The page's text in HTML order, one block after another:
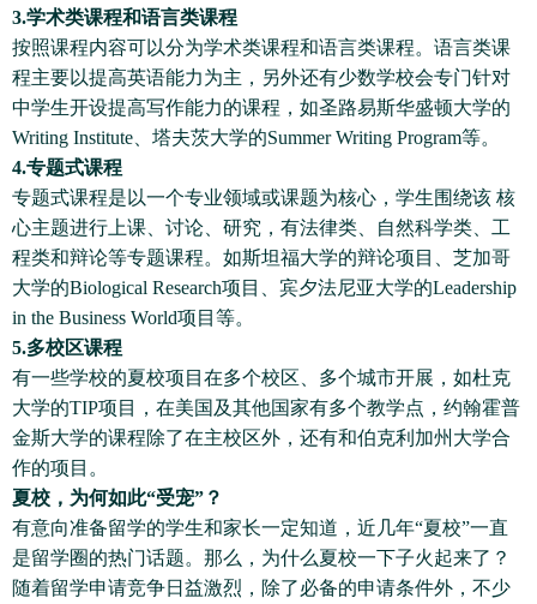
3.学术类课程和语言类课程
按照课程内容可以分为学术类课程和语言类课程。语言类课
程主要以提高英语能力为主，另外还有少数学校会专门针对
中学生开设提高写作能力的课程，如圣路易斯华盛顿大学的
Writing Institute、塔夫茨大学的Summer Writing Program等。
4.专题式课程
专题式课程是以一个专业领域或课题为核心，学生围绕该 核
心主题进行上课、讨论、研究，有法律类、自然科学类、工
程类和辩论等专题课程。如斯坦福大学的辩论项目、芝加哥
大学的Biological Research项目、宾夕法尼亚大学的Leadership
in the Business World项目等。
5.多校区课程
有一些学校的夏校项目在多个校区、多个城市开展，如杜克
大学的TIP项目，在美国及其他国家有多个教学点，约翰霍普
金斯大学的课程除了在主校区外，还有和伯克利加州大学合
作的项目。
夏校，为何如此“受宠”？
有意向准备留学的学生和家长一定知道，近几年“夏校”一直
是留学圈的热门话题。那么，为什么夏校一下子火起来了？
随着留学申请竞争日益激烈，除了必备的申请条件外，不少